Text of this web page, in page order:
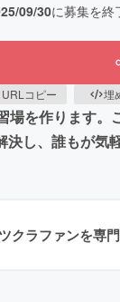
09/30に募集を終
URLコピー 埋
を作ります
し、誰もが気
クラファンを専